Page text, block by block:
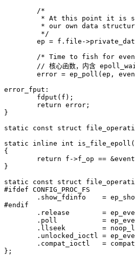
	 */
ep = f . file ->
/* Time to fish for
error = ep_poll ( ep ,
error_fput :
fdput ( f );
return error ;
}
static
const struct
static
inline int is_file_epoll (
{
return
f ->f_op == &
}
static
const struct
. show_fdinfo =
. release =
. poll =
. llseek =
. unlocked_ioctl =
. compat_ioctl =
};